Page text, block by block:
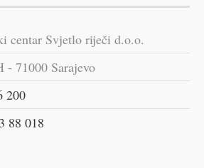
centar Svjetlo riječi d.o.o.
- 71000 Sarajevo
200
88 018